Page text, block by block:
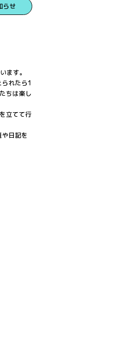
らせ
ます。
れたら1
ちは楽し
立てて行
日記を